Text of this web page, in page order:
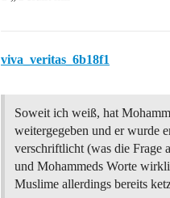
viva_veritas_6b18f1
Soweit ich weiß, hat
weitergegeben und er wurde
verschriftlicht (was die Frage
und Mohammeds Worte
Muslime allerdings bereits